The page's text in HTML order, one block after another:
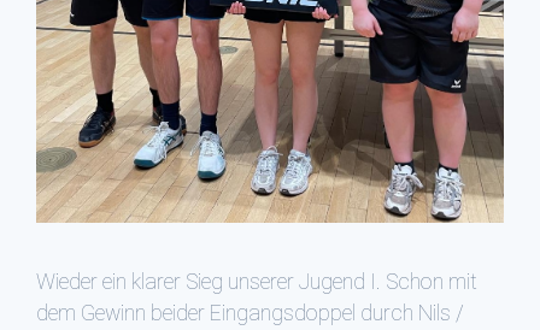
Wieder ein klarer Sieg unserer Jugend I. Schon mit
dem Gewinn beider Eingangsdoppel durch Nils /